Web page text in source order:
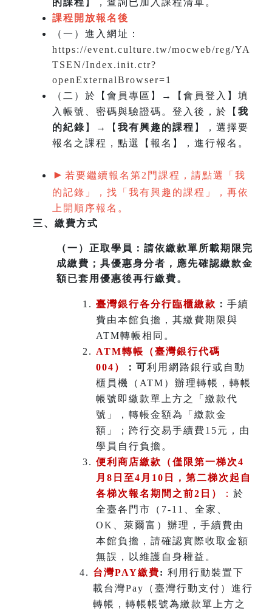
的課程 】，查詢已加入課程清單。
課程開放報名後
（一） 進入網址：
https://event.culture.tw/mocweb/reg/YA
TSEN/Index.init.ctr?
openExternalBrowser=1
（二）於【會員專區】→【會員登入】填
入帳號、密碼與驗證碼。登入後，於【 我
的紀錄 】→【 我有興趣的課程 】，選擇要
報名之課程，點選【報名】，進行報名。
► 若要繼續報名第2門課程，請點選「我
的記錄」，找「我有興趣的課程」，再依
上開順序報名。
三、繳費方式
（一） 正取學員：請依繳款單所載期限完
成繳費；具優惠身分者，應先確認繳款金
額已套用優惠後再行繳費。
臺灣銀行各分行臨櫃繳款 ： 手續
費由本館負擔，其繳費期限與
ATM轉帳相同。
ATM轉帳（臺灣銀行代碼
004）
：可利用網路銀行或自動
櫃員機（ATM）辦理轉帳，轉帳
帳號即繳款單上方之「繳款代
號」，轉帳金額為「繳款金
額」；跨行交易手續費15元，由
學員自行負擔。
便利商店繳款（僅限第一梯次4
月8日至4月10日，第二梯次起自
各梯次報名期間之前2日）
： 於
全臺各門市（7-11、全家、
OK、萊爾富）辦理 ， 手續費由
本館負擔，請確認實際收取金額
無誤，以維護自身權益。
台灣PAY繳費: 利用行動裝置下
載台灣Pay（臺灣行動支付）進行
轉帳，轉帳帳號為繳款單上方之